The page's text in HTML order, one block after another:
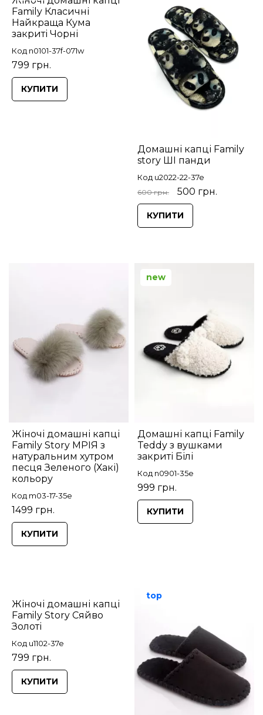
Family Класичні
Найкраща Кума
закриті Чорні
Код n0101-37f-071w
799 грн.
КУПИТИ
Домашні капці Family
story ШІ панди
Код u2022-22-37e
600 грн. 500 грн.
КУПИТИ
Жіночі домашні капці
Family Story МРІЯ з
натуральним хутром
песця Зеленого (Хакі)
кольору
Код m03-17-35e
1499 грн.
КУПИТИ
Домашні капці Family
Teddy з вушками
закриті Білі
Код n0901-35e
999 грн.
new
КУПИТИ
Жіночі домашні капці
Family Story Сяйво
Золоті
Код u1102-37e
799 грн.
КУПИТИ
top